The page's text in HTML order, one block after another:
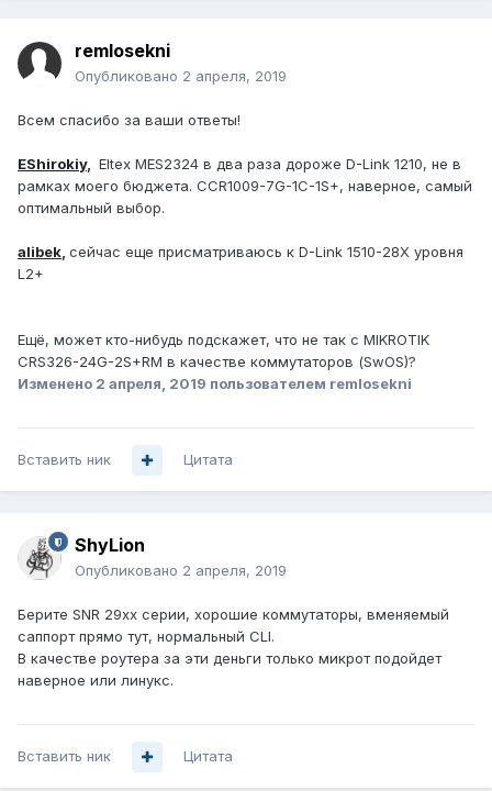
remlosekni
Опубликовано 2 апреля, 2019
Всем спасибо за ваши ответы!
EShirokiy, Eltex MES2324 в два раза дороже D-Link 1210, не в
рамках моего бюджета. CCR1009-7G-1C-1S+, наверное, самый
оптимальный выбор.
alibek, сейчас еще присматриваюсь к D-Link 1510-28X уровня
L2+
Ещё, может кто-нибудь подскажет, что не так с MIKROTIK
CRS326-24G-2S+RM в качестве коммутаторов (SwOS)?
Изменено 2 апреля, 2019 пользователем remlosekni
Вставить ник Цитата
ShyLion
Опубликовано 2 апреля, 2019
Берите SNR 29хх серии, хорошие коммутаторы, вменяемый
саппорт прямо тут, нормальный CLI.
В качестве роутера за эти деньги только микрот подойдет
наверное или линукс.
Вставить ник Цитата